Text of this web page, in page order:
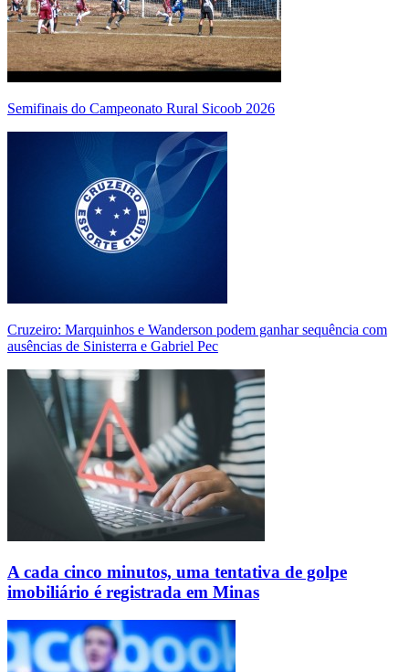
Semifinais do Campeonato Rural Sicoob 2026
Cruzeiro: Marquinhos e Wanderson podem ganhar sequência com
ausências de Sinisterra e Gabriel Pec
A cada cinco minutos, uma tentativa de golpe
imobiliário é registrada em Minas